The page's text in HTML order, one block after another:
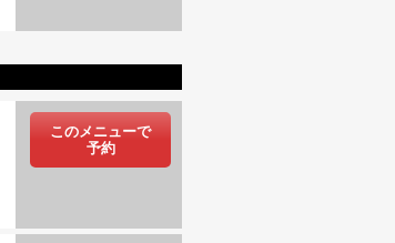
このメニューで
予約